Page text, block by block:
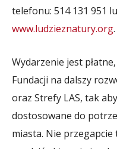
telefonu: 514 131 951
www.ludzieznatury.org.
Wydarzenie jest
Fundacji na dalszy
oraz Strefy LAS, tak
dostosowane do
miasta. Nie